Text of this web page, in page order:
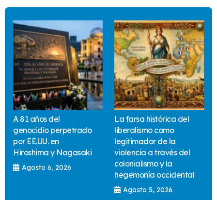
A 81 años del
genocidio perpetrado
por EE.UU. en
Hiroshima y Nagasaki
Agosto 6, 2026
La farsa histórica del
liberalismo como
legitimador de la
violencia a través del
colonialismo y la
hegemonía occidental
Agosto 5, 2026